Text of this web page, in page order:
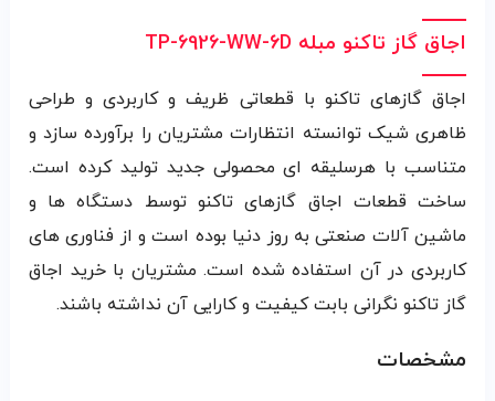
اجاق گاز تاکنو مبله TP-6926-WW-6D
اجاق گازهای تاکنو با قطعاتی ظریف و کاربردی و طراحی
ظاهری شیک توانسته انتظارات مشتریان را برآورده سازد و
متناسب با هرسلیقه ای محصولی جدید تولید کرده است.
ساخت قطعات اجاق گازهای تاکنو توسط دستگاه ها و
ماشین آلات صنعتی به روز دنیا بوده است و از فناوری های
کاربردی در آن استفاده شده است. مشتریان با خرید اجاق
گاز تاکنو نگرانی بابت کیفیت و کارایی آن نداشته باشند.
مشخصات